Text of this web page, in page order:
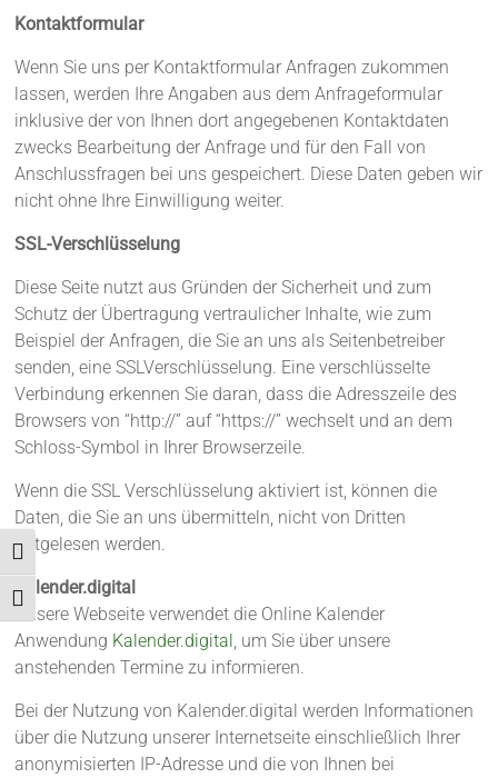
Umschalten auf hohe Kontraste
Schrift vergrößern
Kontaktformular
Wenn Sie uns per Kontaktformular Anfragen zukommen
lassen, werden Ihre Angaben aus dem Anfrageformular
inklusive der von Ihnen dort angegebenen Kontaktdaten
zwecks Bearbeitung der Anfrage und für den Fall von
Anschlussfragen bei uns gespeichert. Diese Daten geben wir
nicht ohne Ihre Einwilligung weiter.
SSL-Verschlüsselung
Diese Seite nutzt aus Gründen der Sicherheit und zum
Schutz der Übertragung vertraulicher Inhalte, wie zum
Beispiel der Anfragen, die Sie an uns als Seitenbetreiber
senden, eine SSLVerschlüsselung. Eine verschlüsselte
Verbindung erkennen Sie daran, dass die Adresszeile des
Browsers von “http://” auf “https://” wechselt und an dem
Schloss-Symbol in Ihrer Browserzeile.
Wenn die SSL Verschlüsselung aktiviert ist, können die
Daten, die Sie an uns übermitteln, nicht von Dritten
mitgelesen werden.
Kalender.digital
Unsere Webseite verwendet die Online Kalender
Anwendung Kalender.digital, um Sie über unsere
anstehenden Termine zu informieren.
Bei der Nutzung von Kalender.digital werden Informationen
über die Nutzung unserer Internetseite einschließlich Ihrer
anonymisierten IP-Adresse und die von Ihnen bei